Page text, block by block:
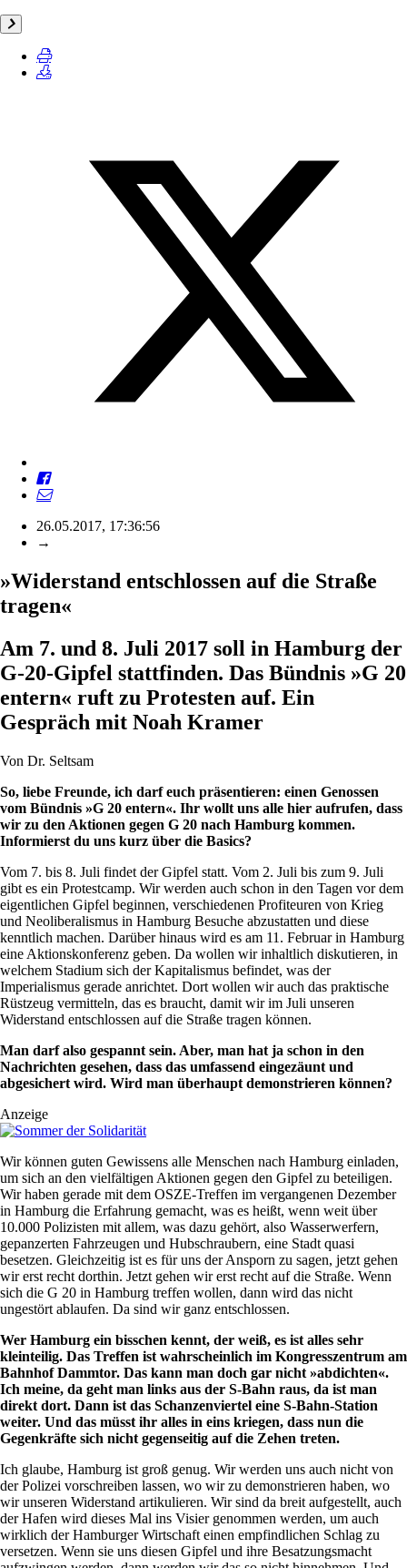
26.05.2017, 17:36:56
→
»Widerstand entschlossen auf die Straße
tragen«
Am 7. und 8. Juli 2017 soll in Hamburg der
G-20-Gipfel stattfinden. Das Bündnis »G 20
entern« ruft zu Protesten auf. Ein
Gespräch mit Noah Kramer
Von Dr. Seltsam
So, liebe Freunde, ich darf euch präsentieren: einen Genossen
vom Bündnis »G 20 entern«. Ihr wollt uns alle hier aufrufen, dass
wir zu den Aktionen gegen G 20 nach Hamburg kommen.
Informierst du uns kurz über die Basics?
Vom 7. bis 8. Juli findet der Gipfel statt. Vom 2. Juli bis zum 9. Juli
gibt es ein Protestcamp. Wir werden auch schon in den Tagen vor dem
eigentlichen Gipfel beginnen, verschiedenen Profiteuren von Krieg
und Neoliberalismus in Hamburg Besuche abzustatten und diese
kenntlich machen. Darüber hinaus wird es am 11. Februar in Hamburg
eine Aktionskonferenz geben. Da wollen wir inhaltlich diskutieren, in
welchem Stadium sich der Kapitalismus befindet, was der
Imperialismus gerade anrichtet. Dort wollen wir auch das praktische
Rüstzeug vermitteln, das es braucht, damit wir im Juli unseren
Widerstand entschlossen auf die Straße tragen können.
Man darf also gespannt sein. Aber, man hat ja schon in den
Nachrichten gesehen, dass das umfassend eingezäunt und
abgesichert wird. Wird man überhaupt demonstrieren können?
Anzeige
Wir können guten Gewissens alle Menschen nach Hamburg einladen,
um sich an den vielfältigen Aktionen gegen den Gipfel zu beteiligen.
Wir haben gerade mit dem OSZE-Treffen im vergangenen Dezember
in Hamburg die Erfahrung gemacht, was es heißt, wenn weit über
10.000 Polizisten mit allem, was dazu gehört, also Wasserwerfern,
gepanzerten Fahrzeugen und Hubschraubern, eine Stadt quasi
besetzen. Gleichzeitig ist es für uns der Ansporn zu sagen, jetzt gehen
wir erst recht dorthin. Jetzt gehen wir erst recht auf die Straße. Wenn
sich die G 20 in Hamburg treffen wollen, dann wird das nicht
ungestört ablaufen. Da sind wir ganz entschlossen.
Wer Hamburg ein bisschen kennt, der weiß, es ist alles sehr
kleinteilig. Das Treffen ist wahrscheinlich im Kongresszentrum am
Bahnhof Dammtor. Das kann man doch gar nicht »abdichten«.
Ich meine, da geht man links aus der S-Bahn raus, da ist man
direkt dort. Dann ist das Schanzenviertel eine S-Bahn-Station
weiter. Und das müsst ihr alles in eins kriegen, dass nun die
Gegenkräfte sich nicht gegenseitig auf die Zehen treten.
Ich glaube, Hamburg ist groß genug. Wir werden uns auch nicht von
der Polizei vorschreiben lassen, wo wir zu demonstrieren haben, wo
wir unseren Widerstand artikulieren. Wir sind da breit aufgestellt, auch
der Hafen wird dieses Mal ins Visier genommen werden, um auch
wirklich der Hamburger Wirtschaft einen empfindlichen Schlag zu
versetzen. Wenn sie uns diesen Gipfel und ihre Besatzungsmacht